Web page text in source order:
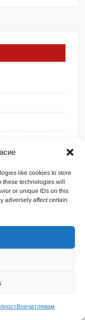
like cookies to store
these technologies will
or unique IDs on this
adversely affect certain
Впечатлявам
FreeNews
Общи условия